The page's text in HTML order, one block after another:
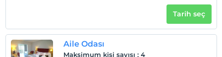
Tarih seç
Aile Odası
Maksimum kişi sayısı : 4